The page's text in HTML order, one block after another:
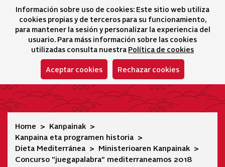
Información sobre uso de cookies: Este sitio web utiliza
cookies propias y de terceros para su funcionamiento,
para mantener la sesión y personalizar la experiencia del
usuario. Para máss información sobre las cookies
utilizadas consulta nuestra Política de cookies
Aceptar cookies Rechazar cookies
Hizkuntza-
icono
Concurso "juegapalabra" mediterraneamos 2018
Home
Kanpainak
Kanpaina eta programen historia
Dieta Mediterránea
Ministerioaren Kanpainak
Concurso "juegapalabra" mediterraneamos 2018